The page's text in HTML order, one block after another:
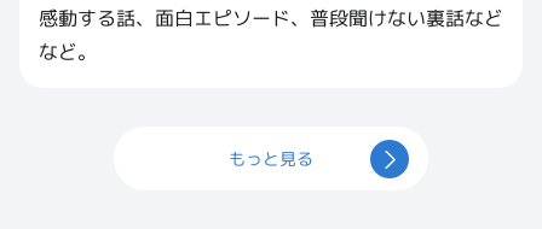
感動する話、面白エピソード、普段聞けない裏話など
など。
もっと見る